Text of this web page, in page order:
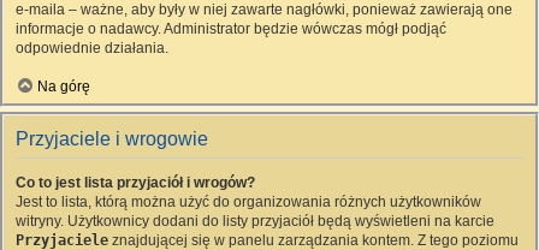
e-maila – ważne, aby były w niej zawarte nagłówki, ponieważ zawierają one
informacje o nadawcy. Administrator będzie wówczas mógł podjąć
odpowiednie działania.
Na górę
Przyjaciele i wrogowie
Co to jest lista przyjaciół i wrogów?
Jest to lista, którą można użyć do organizowania różnych użytkowników
witryny. Użytkownicy dodani do listy przyjaciół będą wyświetleni na karcie
Przyjaciele znajdującej się w panelu zarządzania kontem. Z tego poziomu